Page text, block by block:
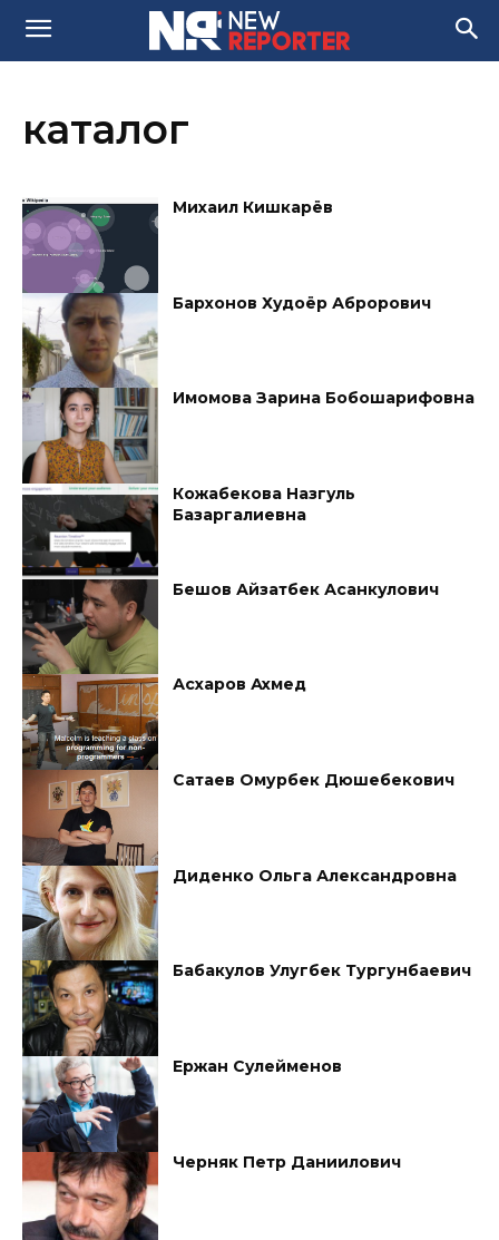
каталог
Михаил Кишкарёв
Бархонов Худоёр Аброрович
Имомова Зарина Бобошарифовна
Кожабекова Назгуль
Базаргалиевна
Бешов Айзатбек Асанкулович
Асхаров Ахмед
Сатаев Омурбек Дюшебекович
Диденко Ольга Александровна
Бабакулов Улугбек Тургунбаевич
Ержан Сулейменов
Черняк Петр Даниилович